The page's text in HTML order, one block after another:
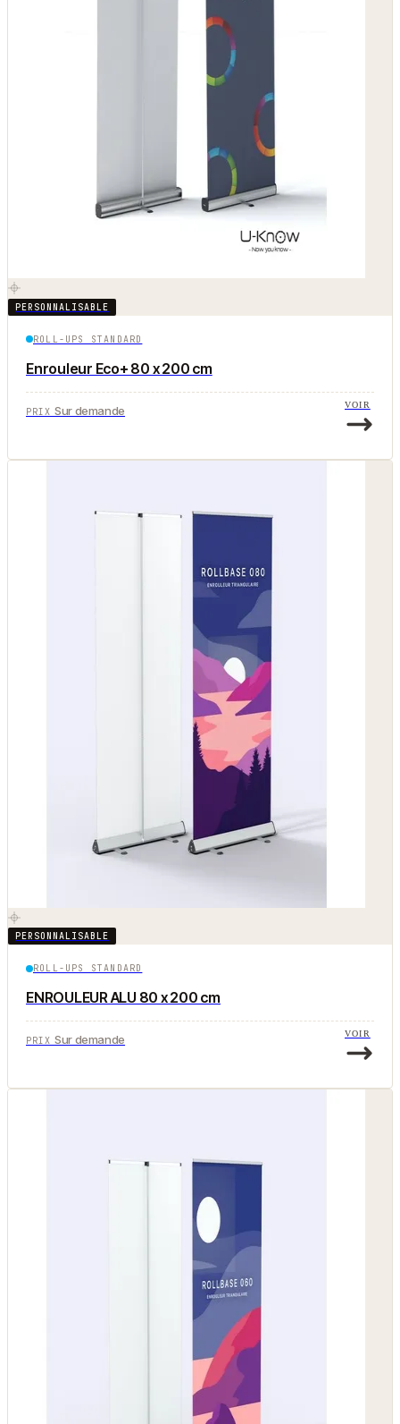
PERSONNALISABLE
ROLL-UPS STANDARD
Enrouleur Eco+ 80 x 200 cm
PRIX Sur demande VOIR
PERSONNALISABLE
ROLL-UPS STANDARD
ENROULEUR ALU 80 x 200 cm
PRIX Sur demande VOIR